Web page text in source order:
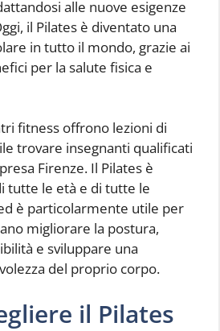
alle nuove esigenze
il Pilates è diventato una
in tutto il mondo, grazie ai
per la salute fisica e
fitness offrono lezioni di
trovare insegnanti qualificati
Firenze. Il Pilates è
tutte le età e di tutte le
è particolarmente utile per
migliorare la postura,
e sviluppare una
del proprio corpo.
il Pilates